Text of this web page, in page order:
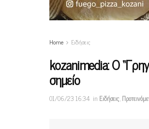
Home Ειδήσεις
kozanimedia: Ο
σημείο
01/06/23 16:34 in Ειδήσεις,